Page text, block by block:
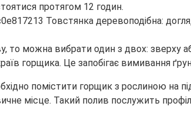
протягом 12 годин.
то можна вибрати один з двох: зверху
горщика. Це запобігає вимивання
помістити горщик з рослиною на
місце. Такий полив послужить